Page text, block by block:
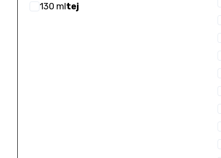
130 mltej